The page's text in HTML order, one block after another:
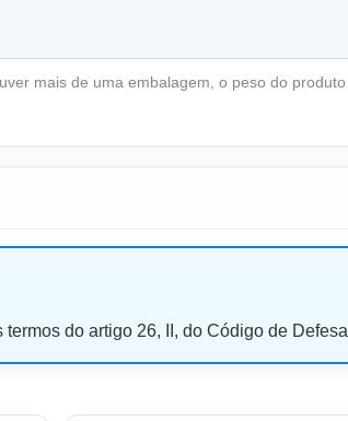
mais de uma embalagem, o peso do
do artigo 26, II, do Código de